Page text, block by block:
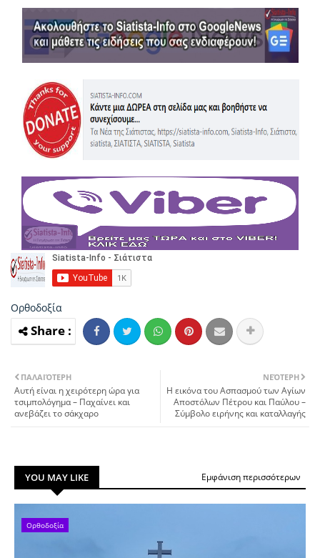
Ορθοδοξία
ΝΕΌΤΕΡΗ
Η εικόνα του Ασπασμού των Αγίων
Αποστόλων Πέτρου και Παύλου –
Σύμβολο ειρήνης και καταλλαγής
ΠΑΛΑΙΌΤΕΡΗ
Αυτή είναι η χειρότερη ώρα για
τσιμπολόγημα – Παχαίνει και
ανεβάζει το σάκχαρο
YOU MAY LIKE Εμφάνιση περισσότερων
Ορθοδοξία